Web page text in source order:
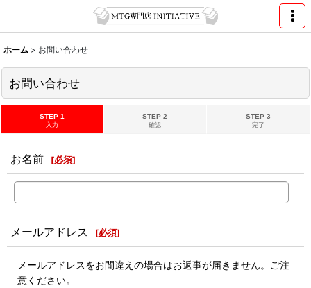
ホーム > お問い合わせ
お問い合わせ
STEP 1
入力
STEP 2
確認
STEP 3
完了
お名前 [必須]
メールアドレス [必須]
メールアドレスをお間違えの場合はお返事が届きません。ご注
意ください。